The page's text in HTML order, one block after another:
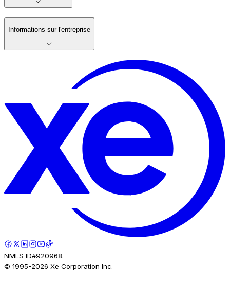
Informations sur l'entreprise
NMLS ID#920968.
© 1995-2026 Xe Corporation Inc.